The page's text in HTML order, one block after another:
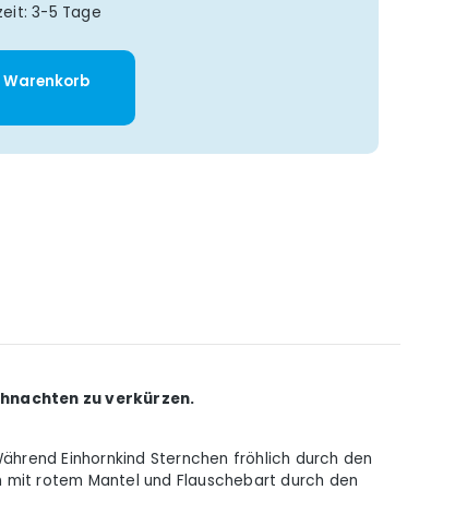
3-5 Tage
den gewünschten Wert ein
Warenkorb
zu verkürzen.
Einhornkind Sternchen fröhlich durch den
rotem Mantel und Flauschebart durch den